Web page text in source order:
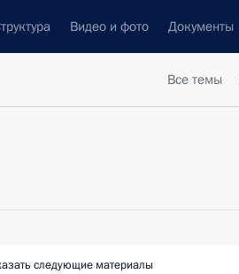
Видео и фото Документы
Все темы
следующие материалы